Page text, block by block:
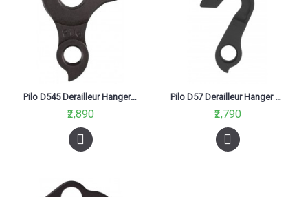
Pilo D545 Derailleur Hanger For Merida Mtb 12X142 Onetwenty 27.5 Black
₹2,890
Pilo D57 Derailleur Hanger For GT Avalanche Zum Zaskar Nomad, KHS
₹2,790